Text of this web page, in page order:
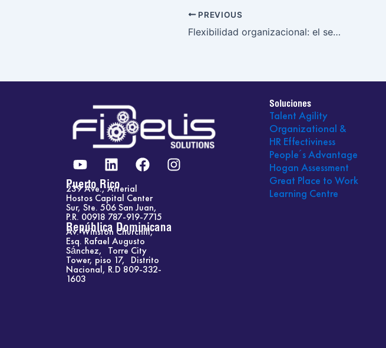
PREVIOUS
Flexibilidad organizacional: el secreto para mantener equipos motivados y productivos
Y
o
u
t
u
b
e
L
i
n
k
e
d
i
n
F
a
e
b
o
o
k
I
n
Puerto Rico
239 Ave., Arterial
Hostos Capital Center
Sur, Ste. 506 San Juan,
P.R. 00918 787-919-7715
República Dominicana
Av. Winston Churchill,
Esq. Rafael Augusto
Sánchez, Torre City
Tower, piso 17, Distrito
Nacional, R.D 809-332-
1603
Soluciones
Talent Agility
Organizational &
HR Effectiviness
People´s Advantage
Hogan Assessment
Great Place to Work
Learning Centre